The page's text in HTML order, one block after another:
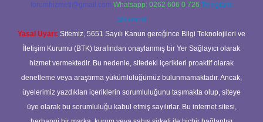
forumhizmeti@gmail.com Whatsapp: 0262 606 0 726 Telegram:
@karabul
Yasal Uyarı: Sitemiz, 5651 Sayılı Kanun gereğince Bilgi Teknolojileri ve
İletişim Kurumu (BTK) tarafından onaylanmış bir Yer Sağlayıcı olarak
hizmet vermektedir. Bu nedenle, sitedeki içerikleri proaktif olarak
denetleme veya araştırma yükümlülüğümüz bulunmamaktadır. Ancak,
üyelerimiz yazdıkları içeriklerin sorumluluğunu taşımakta olup, siteye
üye olarak bu sorumluluğu kabul etmiş sayılırlar. Bu internet sitesi,